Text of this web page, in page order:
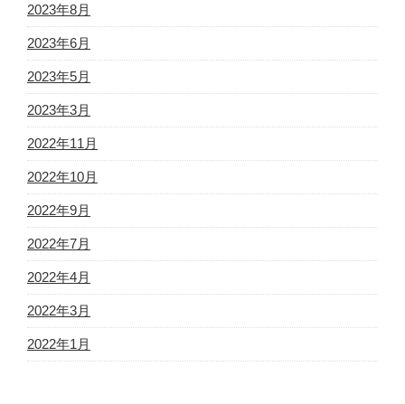
2023年8月
2023年6月
2023年5月
2023年3月
2022年11月
2022年10月
2022年9月
2022年7月
2022年4月
2022年3月
2022年1月